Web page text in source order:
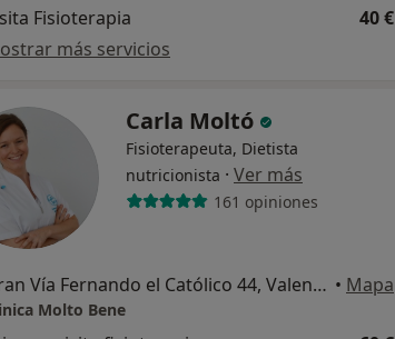
Fisioterapia
40 €
más servicios
Carla Moltó
Fisioterapeuta, Dietista
nutricionista · Ver más
161 opiniones
Gran Vía Fernando el Católico 44, Valencia • Mapa
Molto Bene